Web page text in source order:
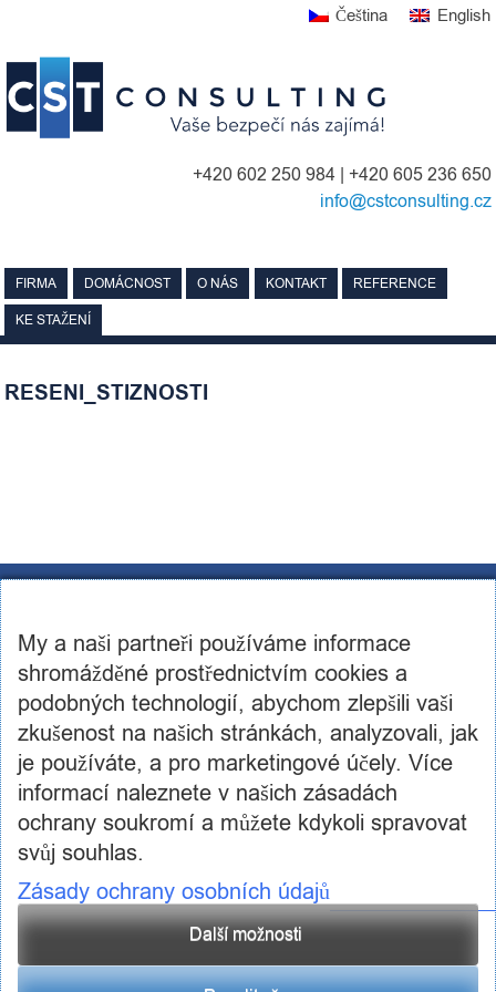
content
Čeština English
+420 602 250 984 | +420 605 236 650
info@cstconsulting.cz
FIRMA DOMÁCNOST O NÁS KONTAKT REFERENCE
KE STAŽENÍ
RESENI_STIZNOSTI
IČ: 03460886, DIČ: CZ03460886
+420 602 250 984 | +420 605 236 650
info@cstconsulting.cz
Společnost je zapsaná v obchodním rejstříku vedeném Městským soudem v Praze, oddíl C,
vložka 231904
My a naši partneři používáme informace
shromážděné prostřednictvím cookies a
podobných technologií, abychom zlepšili vaši
zkušenost na našich stránkách, analyzovali, jak
je používáte, a pro marketingové účely. Více
informací naleznete v našich zásadách
ochrany soukromí a můžete kdykoli spravovat
svůj souhlas.
Zásady ochrany osobních údajů
Další možnosti